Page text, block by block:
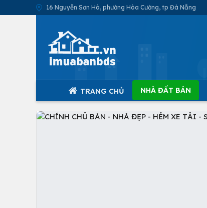
16 Nguyễn Sơn Hà, phường Hòa Cường, tp Đà Nẵng
TRANG CHỦ NHÀ ĐẤT BÁN